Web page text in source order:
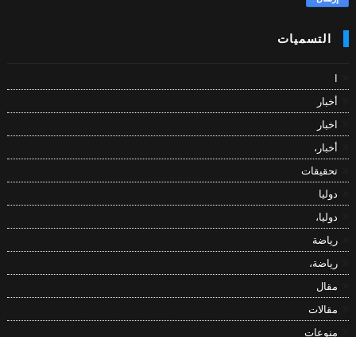
التسميات
أخبار
اخبار
أخبار،
تحقيقات
دوليا
دوليا،
رياضة
رياضة،
مقال
مقالات
منوعات